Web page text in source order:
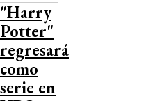
"Harry
Potter"
regresará
como
serie en